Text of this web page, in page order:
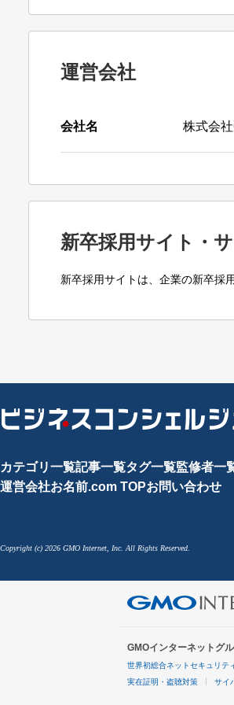
運営会社
会社名 株式会
新卒採用サイト・
新卒採用サイトは、企業の新卒採
カテゴリ一覧記事一覧タグ一覧監修者一
運営会社お名前.com TOPお問い合わせ
Copyright (c) 2026 GMO Internet, Inc. All Rights Reserved.
GMOインターネットグ
世界初総合ネットセキュリテ
実在証明・盗聴対策 サイ